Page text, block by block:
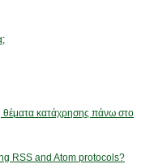
θέματα κατάχρησης πάνω στο
RSS and Atom protocols?